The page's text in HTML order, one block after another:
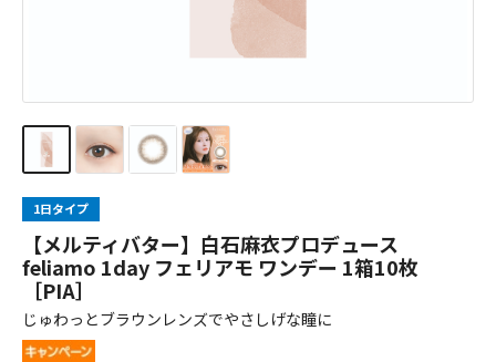
1日タイプ
【メルティバター】白石麻衣プロデュース
feliamo 1day フェリアモ ワンデー 1箱10枚
［PIA］
じゅわっとブラウンレンズでやさしげな瞳に